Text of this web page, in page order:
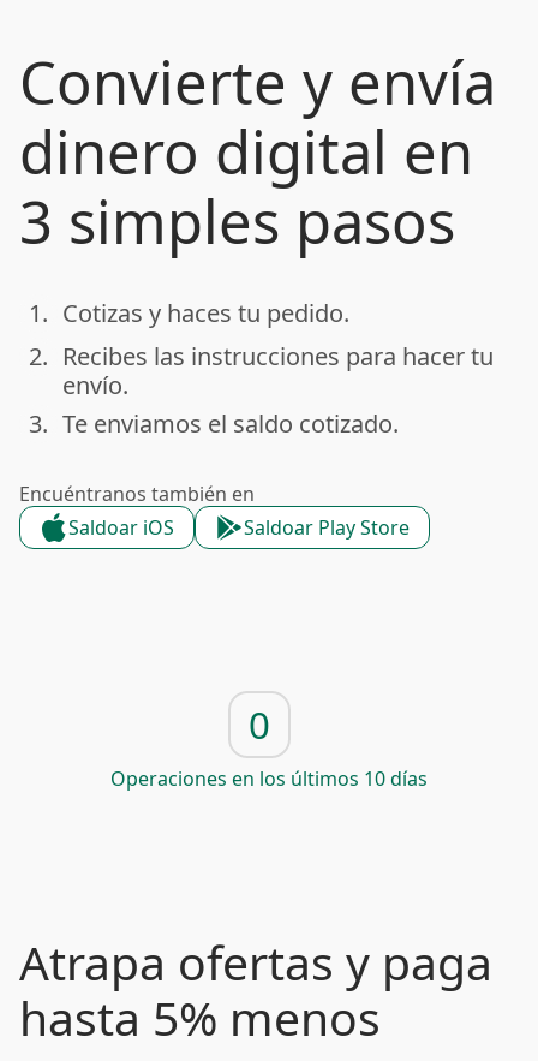
Convierte y envía
dinero digital en
3 simples pasos
done
1. Cotizas y haces tu pedido.
done
2. Recibes las instrucciones para hacer tu
envío.
done
3. Te enviamos el saldo cotizado.
Encuéntranos también en
Saldoar iOS
Saldoar Play Store
0
Operaciones en los últimos 10 días
Atrapa ofertas y paga
hasta 5% menos